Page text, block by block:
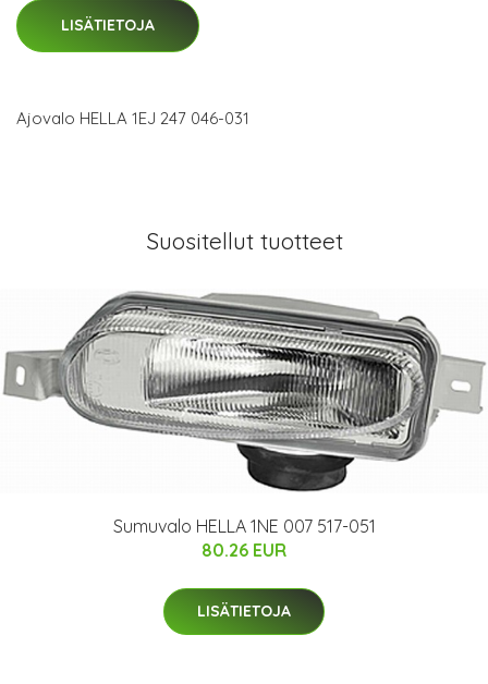
LISÄTIETOJA
Ajovalo HELLA 1EJ 247 046-031
Suositellut tuotteet
Sumuvalo HELLA 1NE 007 517-051
80.26 EUR
LISÄTIETOJA